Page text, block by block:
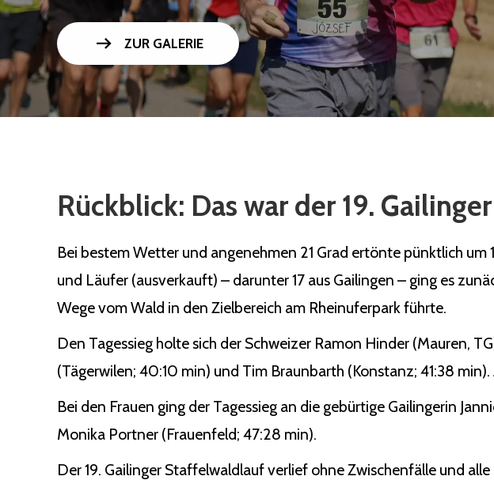
arrow_right_alt ZUR GALERIE
Rückblick: Das war der 19.
Bei bestem Wetter und angenehmen 21 Grad ertönte pünktlich
und Läufer (ausverkauft) – darunter 17 aus Gailingen – ging es
Wege vom Wald in den Zielbereich am Rheinuferpark führte.
Den Tagessieg holte sich der Schweizer Ramon Hinder (Mauren,
(Tägerwilen; 40:10 min) und Tim Braunbarth (Konstanz; 41:38
Bei den Frauen ging der Tagessieg an die gebürtige Gailingerin
Monika Portner (Frauenfeld; 47:28 min).
Der 19. Gailinger Staffelwaldlauf verlief ohne Zwischenfälle und